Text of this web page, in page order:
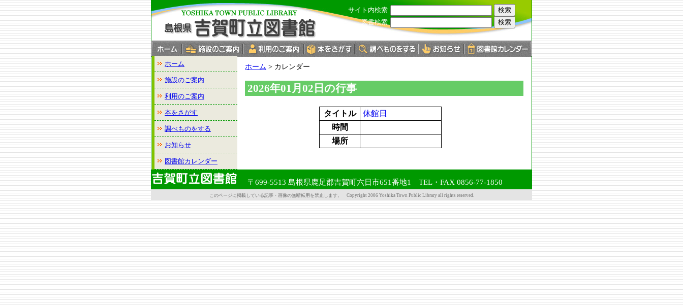
このページの本文へ
サイト内検索
図書検索
ホーム
施設のご案内
利用のご案内
本をさがす
調べものをする
お知らせ
図書館カレンダー
現
の
位
置：
ホーム > カレンダー
2026年01月02日の行事
タイトル
休館日
時間
場所
〒699-5513 島根県鹿足郡吉賀町六日市651番地1 TEL・FAX 0856-77-1850
このページに掲載している記事・画像の無断転用を禁止します。 Copyright 2006 Yoshika Town Public Library all rights reserved.